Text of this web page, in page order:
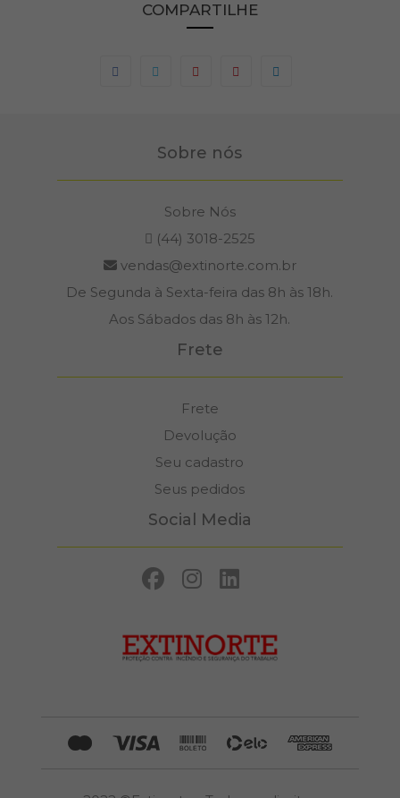
COMPARTILHE
Sobre nós
Sobre Nós
(44) 3018-2525
vendas@extinorte.com.br
De Segunda à Sexta-feira das 8h às 18h.
Aos Sábados das 8h às 12h.
Frete
Frete
Devolução
Seu cadastro
Seus pedidos
Social Media